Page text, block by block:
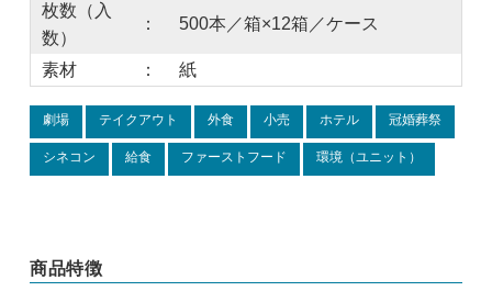
枚数（入
数）
： 500本／箱×12箱／ケース
素材 ： 紙
劇場 テイクアウト 外食 小売 ホテル 冠婚葬祭
シネコン 給食 ファーストフード 環境（ユニット）
商品特徴